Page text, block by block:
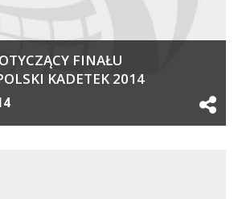
FINAŁU
KADETEK 2014